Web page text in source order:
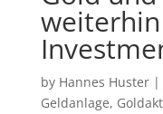
by Hannes Huster|
Geldanlage,